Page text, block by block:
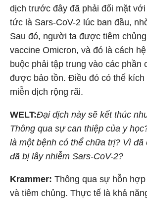
dịch trước đây đã phải đối mặt
tức là Sars-CoV-2 lúc ban đầu,
Sau đó, người ta được tiêm
vaccine Omicron, và đó là cách
buộc phải tập trung vào các phần
được bảo tồn. Điều đó có thể kích
miễn dịch rộng rãi.
WELT:Đại dịch này sẽ kết thúc
Thông qua sự can thiệp của y
là một bệnh có thể chữa trị? Vì
đã bị lây nhiễm Sars-CoV-2?
Krammer: Thông qua sự hỗn
và tiêm chủng. Thực tế là khả